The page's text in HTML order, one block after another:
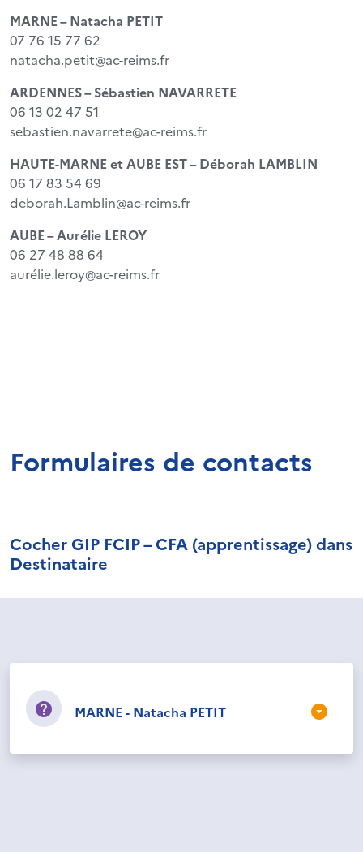
MARNE –Natacha PETIT
07 76 15 77 62
natacha.petit@ac-reims.fr
ARDENNES –Sébastien NAVARRETE
06 13 02 47 51
sebastien.navarrete@ac-reims.fr
HAUTE-MARNE et AUBE EST –Déborah LAMBLIN
06 17 83 54 69
deborah.Lamblin@ac-reims.fr
AUBE – Aurélie LEROY
06 27 48 88 64
aurélie.leroy@ac-reims.fr
Formulaires de contacts
Cocher GIP FCIP – CFA (apprentissage) dans
Destinataire
MARNE - Natacha PETIT